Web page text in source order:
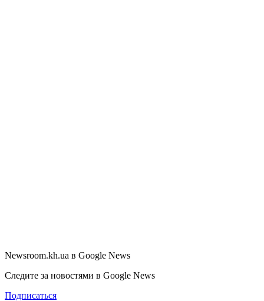
Newsroom.kh.ua в Google News
Следите за новостями в Google News
Подписаться